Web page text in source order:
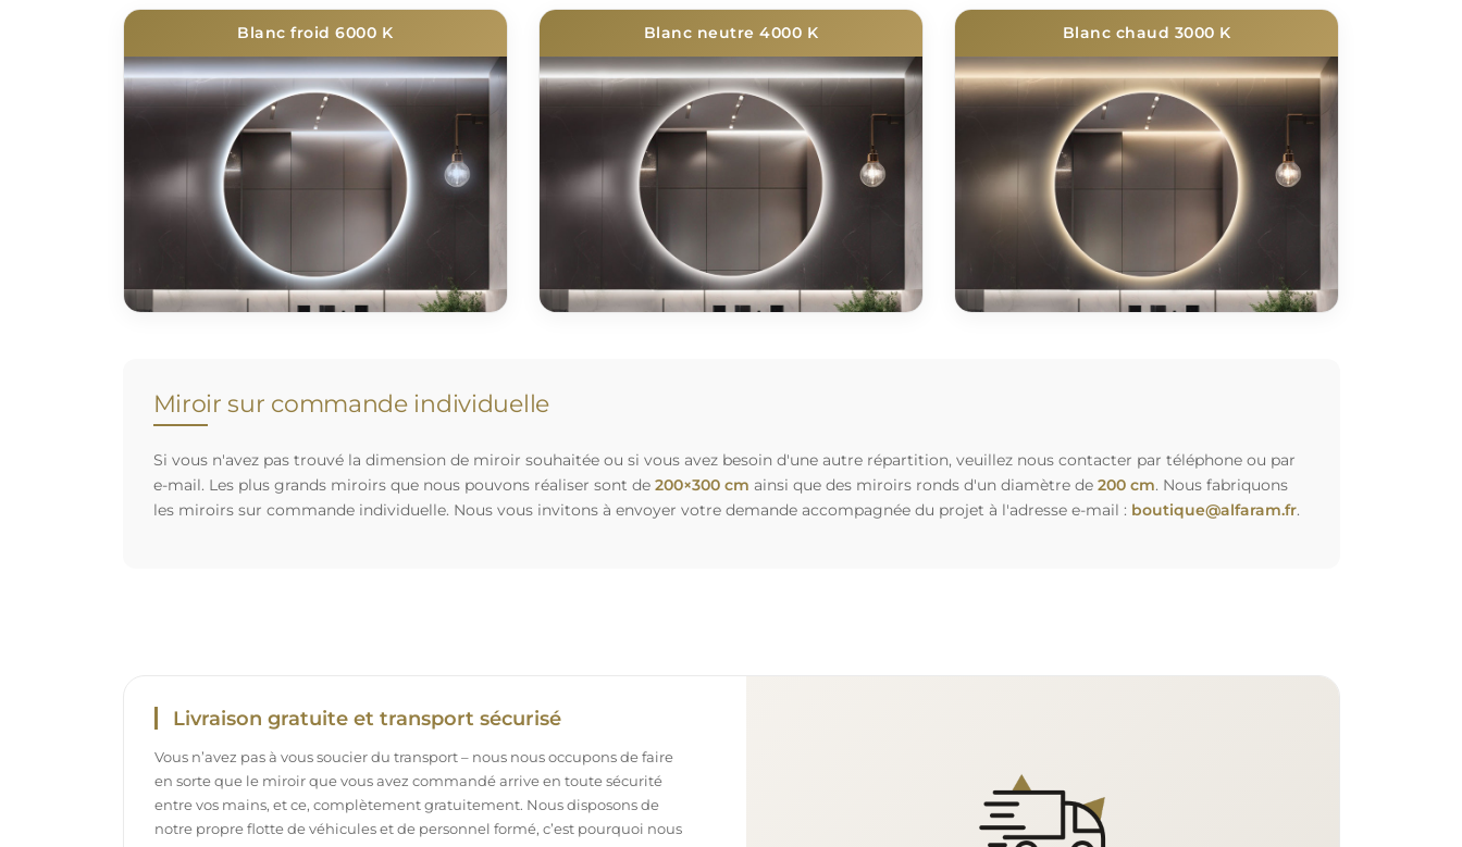
Blanc froid 6000 K Blanc neutre 4000 K Blanc chaud 3000 K
Miroir sur commande individuelle
Si vous n'avez pas trouvé la dimension de miroir souhaitée ou si vous avez besoin d'une autre répartition, veuillez nous contacter par téléphone ou par
e-mail. Les plus grands miroirs que nous pouvons réaliser sont de 200×300 cm ainsi que des miroirs ronds d'un diamètre de 200 cm. Nous fabriquons
les miroirs sur commande individuelle. Nous vous invitons à envoyer votre demande accompagnée du projet à l'adresse e-mail : boutique@alfaram.fr.
Livraison gratuite et transport sécurisé
Vous n’avez pas à vous soucier du transport – nous nous occupons de faire
en sorte que le miroir que vous avez commandé arrive en toute sécurité
entre vos mains, et ce, complètement gratuitement. Nous disposons de
notre propre flotte de véhicules et de personnel formé, c’est pourquoi nous